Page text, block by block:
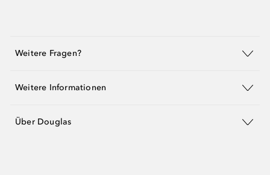
Weitere Fragen?
Weitere Informationen
Über Douglas